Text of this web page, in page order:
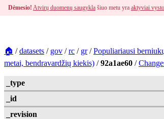
Dėmesio! Atvirų duomenų saugykla šiuo metu yra aktyviai
🏠 /datasets / gov /rc / gr/Populiariausi
metai, bendravardžių kiekis) /92a1ae60 /
_type
_id
_revision